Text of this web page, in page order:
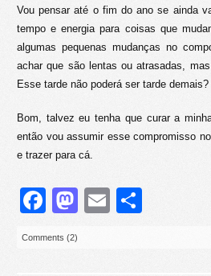
Vou pensar até o fim do ano se ainda
tempo e energia para coisas que
algumas pequenas mudanças no
achar que são lentas ou atrasadas,
Esse tarde não poderá ser tarde demais?
Bom, talvez eu tenha que curar a
então vou assumir esse compromisso
e trazer para cá.
Facebook
Mastodon
Email
Comments (2)